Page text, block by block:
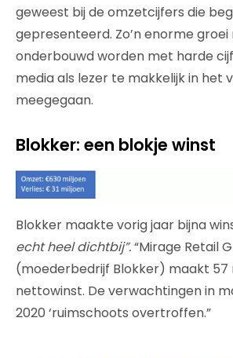
geweest bij de omzetcijfers die
gepresenteerd. Zo’n enorme
onderbouwd worden met harde
media als lezer te makkelijk in het
meegegaan.
Blokker: een blokje winst
Blokker maakte vorig jaar bijna
echt heel dichtbij”.“Mirage Retail
(moederbedrijf Blokker) maakt 57
nettowinst. De verwachtingen in
2020 ‘ruimschoots overtroffen.”